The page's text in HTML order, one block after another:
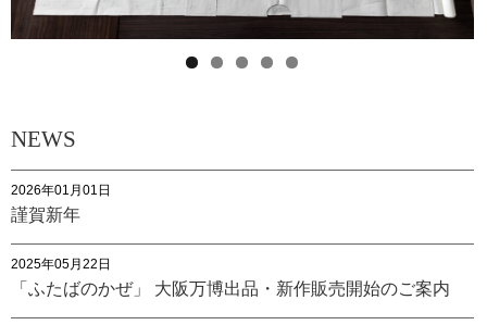
NEWS
2026年01月01日
謹賀新年
2025年05月22日
「ふたばのかぜ」 大阪万博出品・新作販売開始のご案内